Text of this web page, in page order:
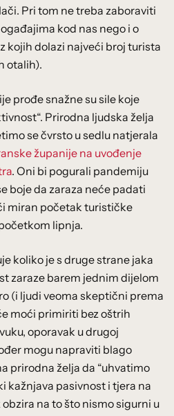
Pri tom ne treba zaboraviti
kod nas nego i o
kojih dolazi najveći broj turista
otalih).
prođe snažne su sile koje
Prirodna ljudska želja
se čvrsto u sedlu natjerala
županije na uvođenje
. Oni bi pogurali pandemiju
boje da zaraza neće padati
miran početak turističke
lipnja.
koliko je s druge strane jaka
zaraze barem jednim dijelom
(i ljudi veoma skeptični prema
moći primiriti bez oštrih
oporavak u drugoj
mogu napraviti blago
prirodna želja da “uhvatimo
kažnjava pasivnost i tjera na
na to što nismo sigurni u